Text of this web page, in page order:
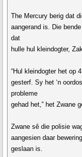
The Mercury berig dat
aangerand is. Die
dat
hulle hul kleindogter,
“Hul kleindogter het op
gesterf. Sy het ‘n
probleme
gehad het,” het Zwane
Zwane sê die polisie
aangesien daar
geslaan is.